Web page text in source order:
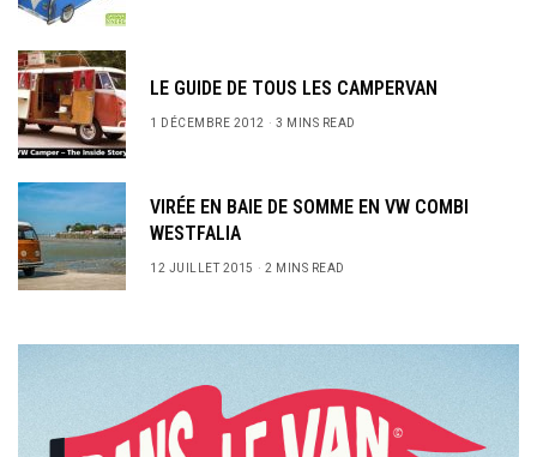
LE GUIDE DE TOUS LES CAMPERVAN
1 DÉCEMBRE 2012 3 MINS READ
VIRÉE EN BAIE DE SOMME EN VW COMBI
WESTFALIA
12 JUILLET 2015 2 MINS READ